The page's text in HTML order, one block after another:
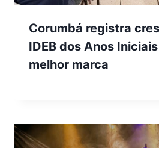
Corumbá registra
IDEB dos Anos
melhor marca